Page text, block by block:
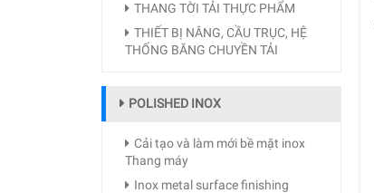
THANG TỜI TẢI THỰC PHẨM
THIẾT BỊ NÂNG, CẦU TRỤC, HỆ
THỐNG BĂNG CHUYỀN TẢI
POLISHED INOX
Cải tạo và làm mới bề mặt inox
Thang máy
Inox metal surface finishing